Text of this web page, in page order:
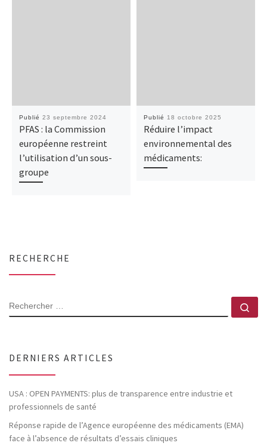
Publié 23 septembre 2024
PFAS : la Commission
européenne restreint
l’utilisation d’un sous-
groupe
Publié 18 octobre 2025
Réduire l’impact
environnemental des
médicaments:
RECHERCHE
RECHERCHER
DERNIERS ARTICLES
USA : OPEN PAYMENTS: plus de transparence entre industrie et
professionnels de santé
Réponse rapide de l’Agence européenne des médicaments (EMA)
face à l’absence de résultats d’essais cliniques